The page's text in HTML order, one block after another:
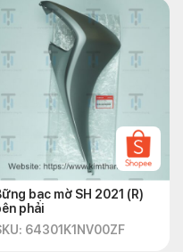
bạc mờ SH 2021 (R)
phải
64301K1NV00ZF